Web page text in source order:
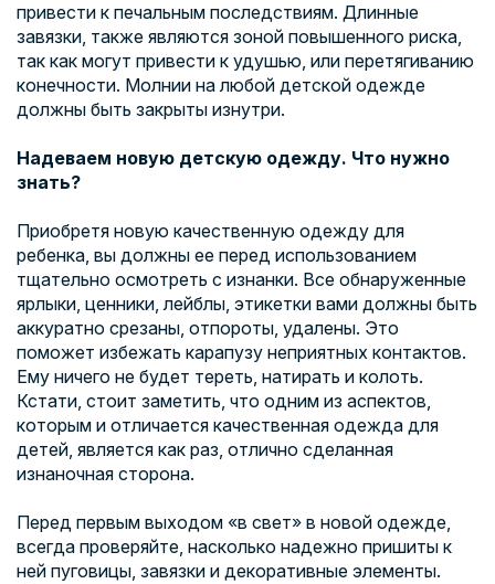
привести к печальным последствиям. Длинные
завязки, также являются зоной повышенного риска,
так как могут привести к удушью, или перетягиванию
конечности. Молнии на любой детской одежде
должны быть закрыты изнутри.
Надеваем новую детскую одежду. Что нужно
знать?
Приобретя новую качественную одежду для
ребенка, вы должны ее перед использованием
тщательно осмотреть с изнанки. Все обнаруженные
ярлыки, ценники, лейблы, этикетки вами должны быть
аккуратно срезаны, отпороты, удалены. Это
поможет избежать карапузу неприятных контактов.
Ему ничего не будет тереть, натирать и колоть.
Кстати, стоит заметить, что одним из аспектов,
которым и отличается качественная одежда для
детей, является как раз, отлично сделанная
изнаночная сторона.
Перед первым выходом «в свет» в новой одежде,
всегда проверяйте, насколько надежно пришиты к
ней пуговицы, завязки и декоративные элементы.